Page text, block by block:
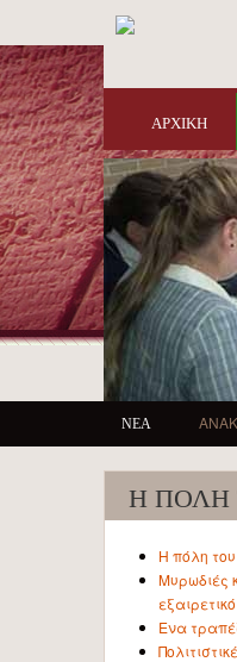
ΑΡΧΙΚΗ
ΝΕΑ
Η ΠΟΛΗ
Η πόλη
Μυρωδιές
Ενα